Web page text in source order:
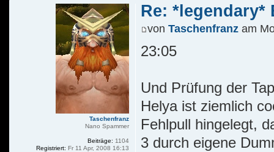
Re: *legendary*
von Taschenfranzam
23:05
Und Prüfung der
Helya ist ziemlich
Fehlpull hingelegt,
3 durch eigene
Taschenfranz
Nano Spammer
Beiträge: 1104
Registriert: Fr 11 Apr, 2008 16:13